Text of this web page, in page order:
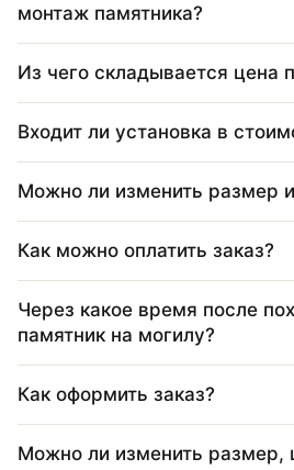
монтаж памятника?
Из чего складывается цена
Входит ли установка в
Можно ли изменить размер
Как можно оплатить заказ?
Через какое время после
памятник на могилу?
Как оформить заказ?
Можно ли изменить размер,